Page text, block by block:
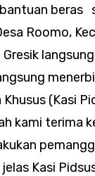
beras
Roomo,
Gresik
Khusus (Kasi
kami terima
Kasi